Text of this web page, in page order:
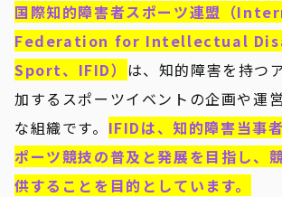
国際知的障害者スポーツ連盟（
Federation for Intellectual
Sport、IFID） は、知的障害を持つ
加するスポーツイベントの企画や運
な組織です。 IFIDは、知的障害当事
ポーツ競技の普及と発展を目指し、
供することを目的としています。